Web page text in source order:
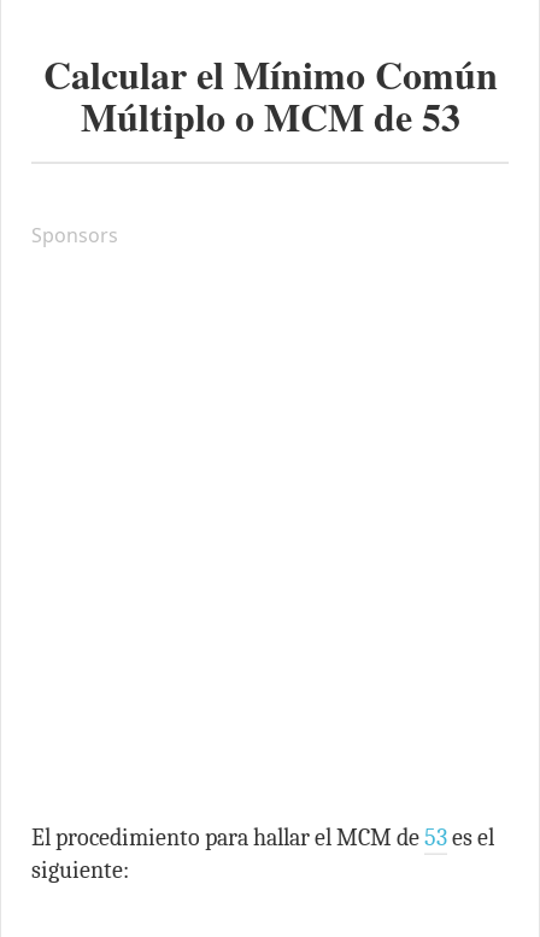
Calcular el Mínimo Común
Múltiplo o MCM de53
Sponsors
El procedimiento para hallar el MCM de53es el
siguiente: